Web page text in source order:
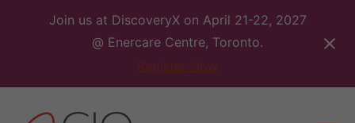
Join us at DiscoveryX on April 21-22, 2027
@ Enercare Centre, Toronto.